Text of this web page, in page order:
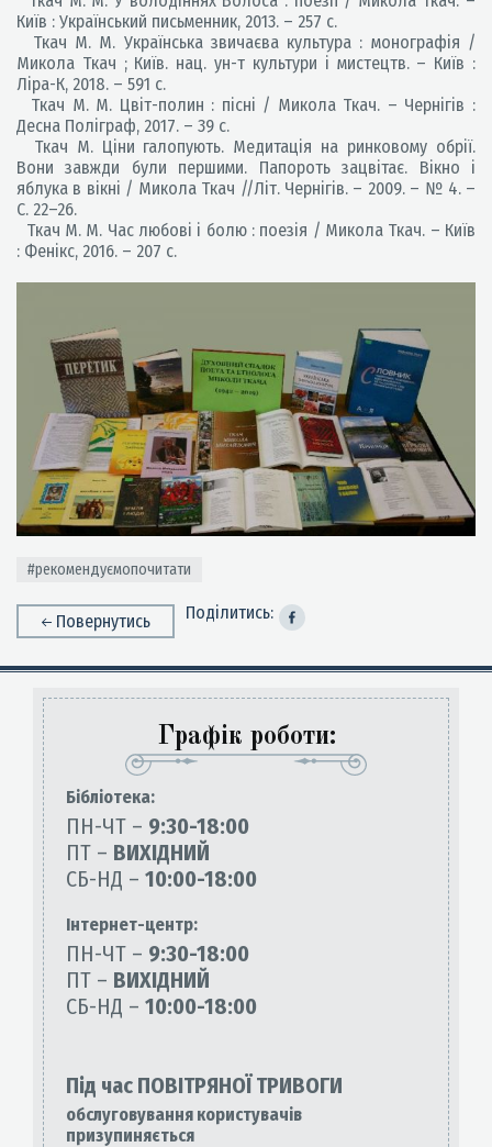
Київ : Український письменник, 2013. – 257 с.
Ткач М. М. Українська звичаєва культура : монографія /
Микола Ткач ; Київ. нац. ун-т культури і мистецтв. – Київ :
Ліра-К, 2018. – 591 с.
Ткач М. М. Цвіт-полин : пісні / Микола Ткач. – Чернігів :
Десна Поліграф, 2017. – 39 с.
Ткач М. Ціни галопують. Медитація на ринковому обрії.
Вони завжди були першими. Папороть зацвітає. Вікно і
яблука в вікні / Микола Ткач //Літ. Чернігів. – 2009. – № 4. –
С. 22–26.
Ткач М. М. Час любові і болю : поезія / Микола Ткач. – Київ
: Фенікс, 2016. – 207 с.
#рекомендуємопочитати
Повернутись Поділитись:
Графік роботи:
Бiблiотека:
ПН-ЧТ – 9:30-18:00
ПТ – ВИХІДНИЙ
СБ-НД – 10:00-18:00
Інтернет-центр:
ПН-ЧТ – 9:30-18:00
ПТ – ВИХІДНИЙ
СБ-НД – 10:00-18:00
Під час ПОВІТРЯНОЇ ТРИВОГИ
обслуговування користувачів
призупиняється